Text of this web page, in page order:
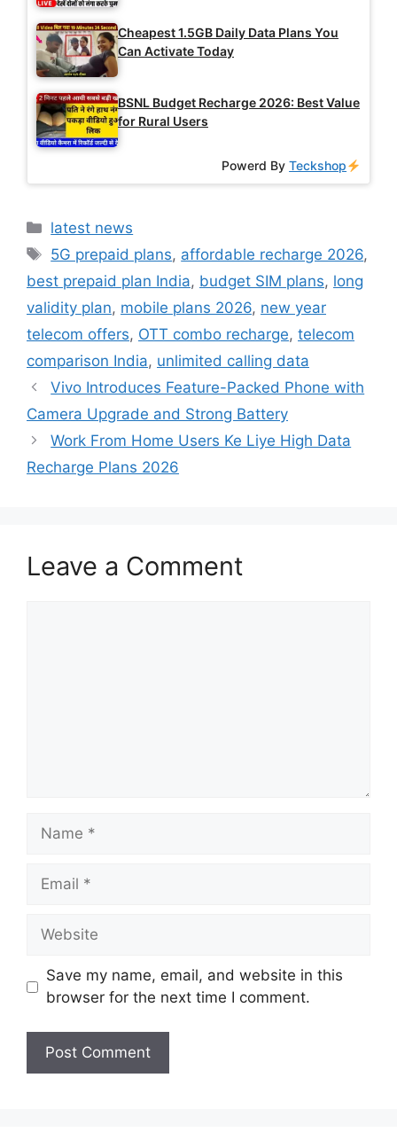
Cheapest 1.5GB Daily Data Plans You
Can Activate Today
BSNL Budget Recharge 2026: Best Value
for Rural Users
Powerd ByTeckshop
Categories
latest news
Tags
5G prepaid plans, affordable recharge 2026,
best prepaid plan India, budget SIM plans, long
validity plan, mobile plans 2026, new year
telecom offers, OTT combo recharge, telecom
comparison India, unlimited calling data
Vivo Introduces Feature-Packed Phone with
Camera Upgrade and Strong Battery
Work From Home Users Ke Liye High Data
Recharge Plans 2026
Leave a Comment
Name
Email
Website
Save my name, email, and website in this
browser for the next time I comment.